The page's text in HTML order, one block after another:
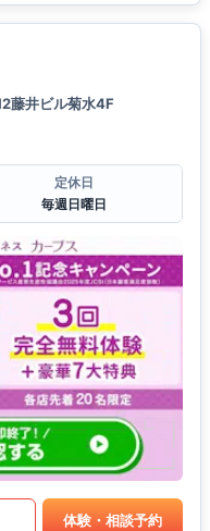
藤井ビル菊水4F
定休日
毎週日曜日
体験・相談予約